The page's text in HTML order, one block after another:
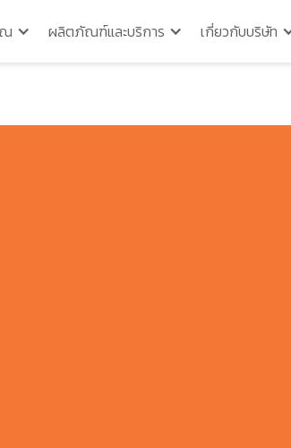
ผลิตภัณฑ์และบริการ เกี่ยวกับบริษัท